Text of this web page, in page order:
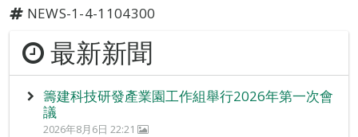
NEWS-1-4-1104300
最新新聞
籌建科技研發產業園工作組舉行2026年第一次會
議
2026年8月6日 22:21